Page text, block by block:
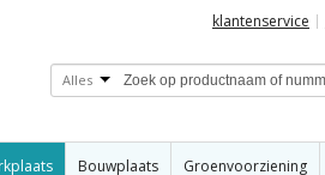
klantenservice
Alles
Bouwplaats Groenvoorziening